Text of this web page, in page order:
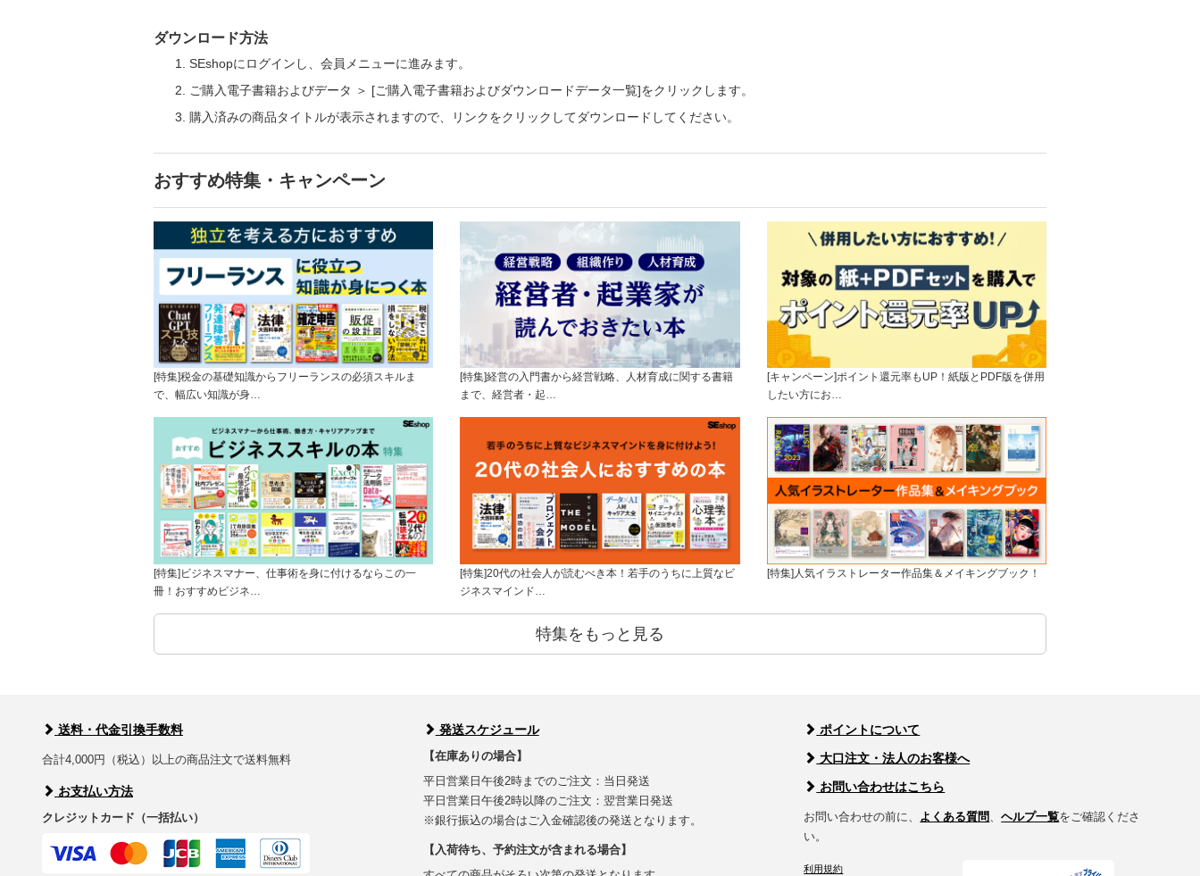
ダウンロード方法
SEshopにログインし、会員メニューに進みます。
ご購入電子書籍およびデータ ＞ [ご購入電子書籍およびダウンロードデータ一覧]をクリックします。
購入済みの商品タイトルが表示されますので、リンクをクリックしてダウンロードしてください。
おすすめ特集・キャンペーン
[特集]税金の基礎知識からフリーランスの必須スキルま
で、幅広い知識が身…
[特集]経営の入門書から経営戦略、人材育成に関する書籍
まで、経営者・起…
[キャンペーン]ポイント還元率もUP！紙版とPDF版を併用
したい方にお…
[特集]ビジネスマナー、仕事術を身に付けるならこの一
冊！おすすめビジネ…
[特集]20代の社会人が読むべき本！若手のうちに上質なビ
ジネスマインド…
[特集]人気イラストレーター作品集＆メイキングブック！
特集をもっと見る
送料・代金引換手数料
合計4,000円（税込）以上の商品注文で送料無料
お支払い方法
クレジットカード（一括払い）
発送スケジュール
【在庫ありの場合】
平日営業日午後2時までのご注文：当日発送
平日営業日午後2時以降のご注文：翌営業日発送
※銀行振込の場合はご入金確認後の発送となります。
【入荷待ち、予約注文が含まれる場合】
ポイントについて
大口注文・法人のお客様へ
お問い合わせはこちら
お問い合わせの前に、 よくある質問 、ヘルプ一覧をご確認くださ
い。
利用規約